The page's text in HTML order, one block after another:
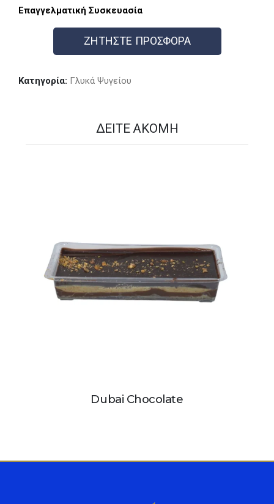
Επαγγελματική Συσκευασία
ΖΗΤΗΣΤΕ ΠΡΟΣΦΟΡΑ
Κατηγορία: Γλυκά Ψυγείου
ΔΕΊΤΕ ΑΚΌΜΗ
Εκμέκ